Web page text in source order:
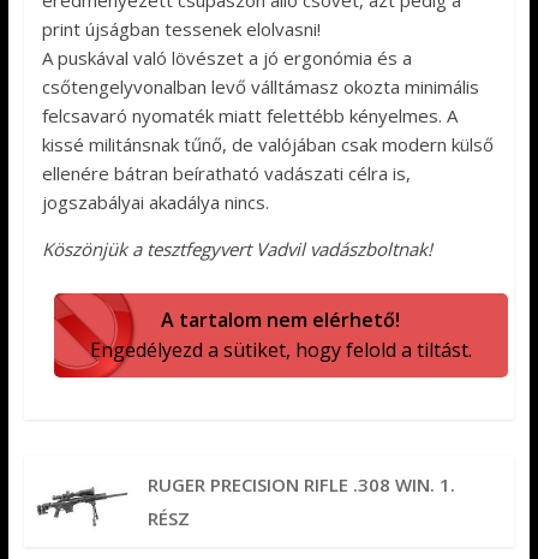
print újságban tessenek elolvasni!
A puskával való lövészet a jó ergonómia és a
csőtengelyvonalban levő válltámasz okozta minimális
felcsavaró nyomaték miatt felettébb kényelmes. A
kissé militánsnak tűnő, de valójában csak modern külső
ellenére bátran beíratható vadászati célra is,
jogszabályai akadálya nincs.
Köszönjük a tesztfegyvert Vadvil vadászboltnak!
A tartalom nem elérhető!
Engedélyezd a sütiket, hogy felold a tiltást.
RUGER PRECISION RIFLE .308 WIN. 1.
RÉSZ